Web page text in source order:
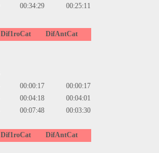
00:34:29 00:25:11
Dif1roCat DifAntCat
00:00:17
00:00:17
00:04:18
00:04:01
00:07:48 00:03:30
Dif1roCat DifAntCat